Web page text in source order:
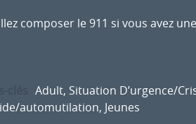
composer le 911 si vous avez
Adult, Situation D’urgence/
automutilation, Jeunes